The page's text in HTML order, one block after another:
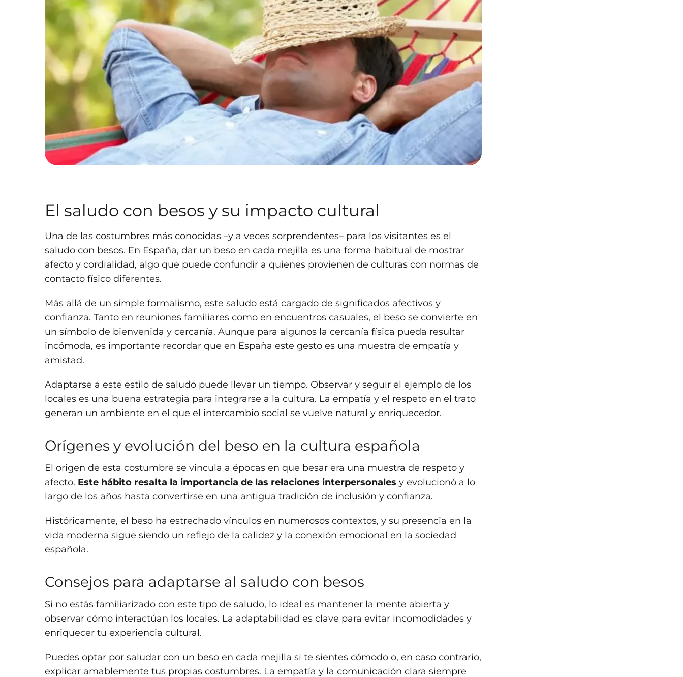
El saludo con besos y su impacto cultural
Una de las costumbres más conocidas –y a veces sorprendentes– para los visitantes es el
saludo con besos. En España, dar un beso en cada mejilla es una forma habitual de mostrar
afecto y cordialidad, algo que puede confundir a quienes provienen de culturas con normas de
contacto físico diferentes.
Más allá de un simple formalismo, este saludo está cargado de significados afectivos y
confianza. Tanto en reuniones familiares como en encuentros casuales, el beso se convierte en
un símbolo de bienvenida y cercanía. Aunque para algunos la cercanía física pueda resultar
incómoda, es importante recordar que en España este gesto es una muestra de empatía y
amistad.
Adaptarse a este estilo de saludo puede llevar un tiempo. Observar y seguir el ejemplo de los
locales es una buena estrategia para integrarse a la cultura. La empatía y el respeto en el trato
generan un ambiente en el que el intercambio social se vuelve natural y enriquecedor.
Orígenes y evolución del beso en la cultura española
El origen de esta costumbre se vincula a épocas en que besar era una muestra de respeto y
afecto. Este hábito resalta la importancia de las relaciones interpersonales y evolucionó a lo
largo de los años hasta convertirse en una antigua tradición de inclusión y confianza.
Históricamente, el beso ha estrechado vínculos en numerosos contextos, y su presencia en la
vida moderna sigue siendo un reflejo de la calidez y la conexión emocional en la sociedad
española.
Consejos para adaptarse al saludo con besos
Si no estás familiarizado con este tipo de saludo, lo ideal es mantener la mente abierta y
observar cómo interactúan los locales. La adaptabilidad es clave para evitar incomodidades y
enriquecer tu experiencia cultural.
Puedes optar por saludar con un beso en cada mejilla si te sientes cómodo o, en caso contrario,
explicar amablemente tus propias costumbres. La empatía y la comunicación clara siempre